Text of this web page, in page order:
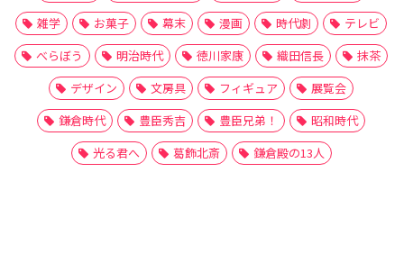
雑学
お菓子 幕末 漫画 時代劇
テレビ
べらぼう
明治時代 徳川家康 織田信長
抹茶
デザイン
文房具 フィギュア
展覧会
鎌倉時代
豊臣秀吉 豊臣兄弟！
昭和時代
光る君へ
葛飾北斎 鎌倉殿の13人